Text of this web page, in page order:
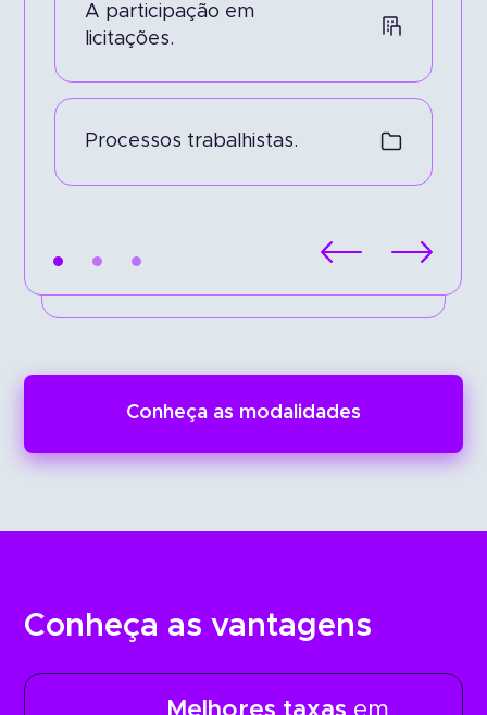
A participação em
licitações.
Processos trabalhistas.
Processos fiscais.
A negociação de
adiantamento de um
Conheça as modalidades
Conheça as vantagens